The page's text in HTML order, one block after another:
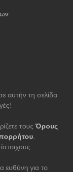
αυτήν τη σελίδα
τους Όρους
.
ευθύνη για το